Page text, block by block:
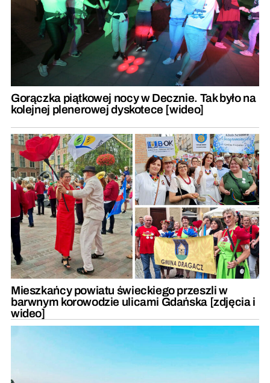
Gorączka piątkowej nocy w Decznie. Tak było na
kolejnej plenerowej dyskotece [wideo]
Mieszkańcy powiatu świeckiego przeszli w
barwnym korowodzie ulicami Gdańska [zdjęcia i
wideo]